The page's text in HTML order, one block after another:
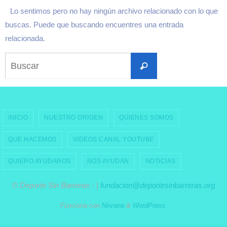
Lo sentimos pero no hay ningún archivo relacionado con lo que
buscas. Puede que buscando encuentres una entrada
relacionada.
Buscar
INICIO NUESTRO ORIGEN QUIENES SOMOS
QUE HACEMOS VIDEOS CANAL YOUTUBE
QUIERO AYUDAROS NOS AYUDAN NOTICIAS
© Deporte Sin Barreras · | fundacion@deportesinbarreras.org
Funciona con Nirvana& WordPress.